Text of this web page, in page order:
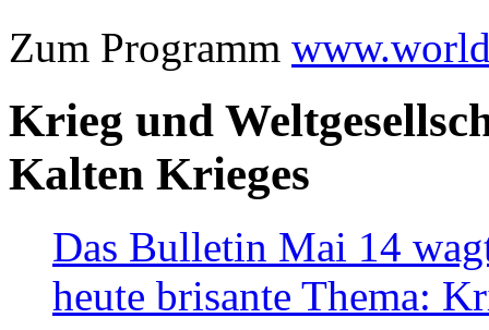
Zum Programm
Krieg und
Kalten Krieges
Das Bulletin Mai 14
heute brisante Thema: